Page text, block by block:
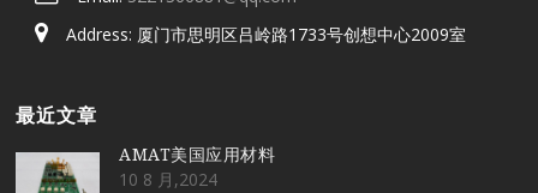
Address: 厦门市思明区吕岭路1733号创想中心2009室
最近文章
AMAT美国应用材料
10 8 月,2024